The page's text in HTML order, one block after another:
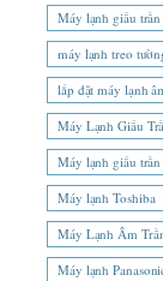
Máy lạnh giấu
máy lạnh treo
lắp đặt máy lạnh
Máy Lạnh Giấu
Máy lạnh giấu trần
Máy lạnh Toshiba
Máy Lạnh Âm
Máy lạnh